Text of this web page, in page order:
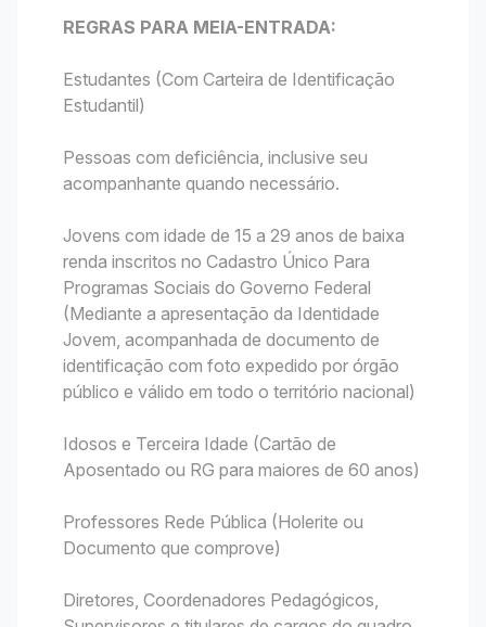
REGRAS PARA MEIA-ENTRADA:
Estudantes (Com Carteira de Identificação
Estudantil)
Pessoas com deficiência, inclusive seu
acompanhante quando necessário.
Jovens com idade de 15 a 29 anos de baixa
renda inscritos no Cadastro Único Para
Programas Sociais do Governo Federal
(Mediante a apresentação da Identidade
Jovem, acompanhada de documento de
identificação com foto expedido por órgão
público e válido em todo o território nacional)
Idosos e Terceira Idade (Cartão de
Aposentado ou RG para maiores de 60 anos)
Professores Rede Pública (Holerite ou
Documento que comprove)
Diretores, Coordenadores Pedagógicos,